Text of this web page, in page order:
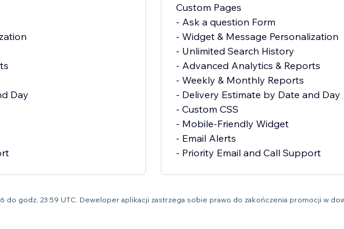
Day
Custom Pages
- Ask a question Form
- Widget & Message Personalization
- Unlimited Search History
- Advanced Analytics & Reports
- Weekly & Monthly Reports
- Delivery Estimate by Date and Day
- Custom CSS
- Mobile-Friendly Widget
- Email Alerts
- Priority Email and Call Support
do godz. 23:59 UTC. Deweloper aplikacji zastrzega sobie prawo do zakończenia promocji w